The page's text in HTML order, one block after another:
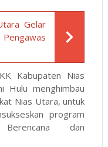
Gelar
Kabupaten Nias
Hulu menghimbau
Nias Utara, untuk
program
Berencana dan